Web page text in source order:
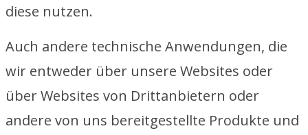
diese nutzen.
Auch andere technische Anwendungen, die
wir entweder über unsere Websites oder
über Websites von Drittanbietern oder
andere von uns bereitgestellte Produkte und